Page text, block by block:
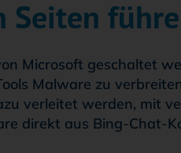
Seiten
Microsoft geschaltet
Malware zu
verleitet werden, mit
direkt aus Bing-Chat-